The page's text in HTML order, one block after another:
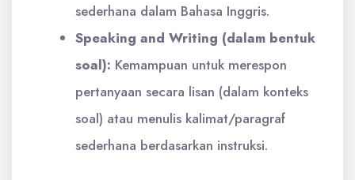
sederhana dalam Bahasa Inggris.
Speaking and Writing (dalam bentuk
soal): Kemampuan untuk merespon
pertanyaan secara lisan (dalam konteks
soal) atau menulis kalimat/paragraf
sederhana berdasarkan instruksi.